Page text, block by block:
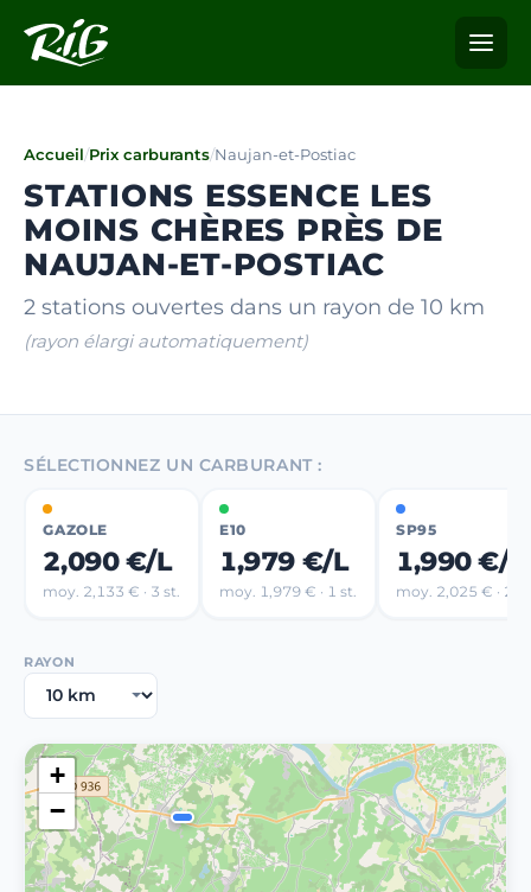
Accueil/Prix carburants/Naujan-et-Postiac
STATIONS ESSENCE LES
MOINS CHÈRES PRÈS DE
NAUJAN-ET-POSTIAC
2 stations ouvertes dans un rayon de 10 km
(rayon élargi automatiquement)
SÉLECTIONNEZ UN CARBURANT :
GAZOLE
2,090 €/L
moy. 2,133 € · 3 st.
E10
1,979 €/L
moy. 1,979 € · 1 st.
SP95
1,990 €/L
moy. 2,025 € · 2
RAYON
+
−